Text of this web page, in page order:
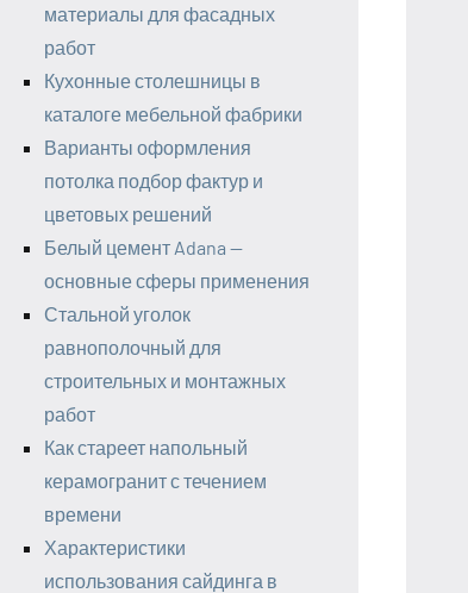
материалы для фасадных
работ
Кухонные столешницы в
каталоге мебельной фабрики
Варианты оформления
потолка подбор фактур и
цветовых решений
Белый цемент Adana —
основные сферы применения
Стальной уголок
равнополочный для
строительных и монтажных
работ
Как стареет напольный
керамогранит с течением
времени
Характеристики
использования сайдинга в